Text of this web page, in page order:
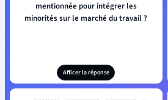
mentionnée pour intégrer les
minorités sur le marché du travail ?
Afficer la réponse